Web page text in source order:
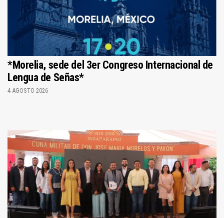
*Morelia, sede del 3er Congreso Internacional de
Lengua de Señas*
4 AGOSTO 2026